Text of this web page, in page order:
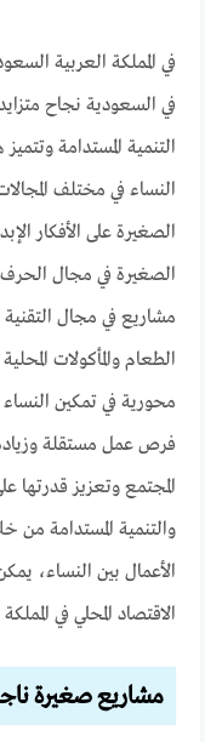
في المملكة العربية
في السعودية نجاح
التنمية المستدامة
النساء في مختلف
الصغيرة على الأفكار
الصغيرة في مجال الحرف
مشاريع في مجال التقنية
الطعام والمأكولات
محورية في تمكين
فرص عمل مستقلة وزيادة
المجتمع وتعزيز قدرتها
والتنمية المستدامة من
الأعمال بين النساء،
الاقتصاد المحلي في
مشاريع صغيرة